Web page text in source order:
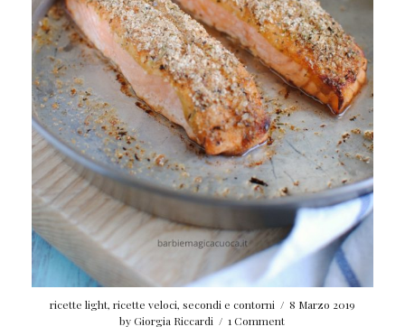
ricette light, ricette veloci, secondi e contorni / 8 Marzo 2019
byGiorgia Riccardi / 1 Comment